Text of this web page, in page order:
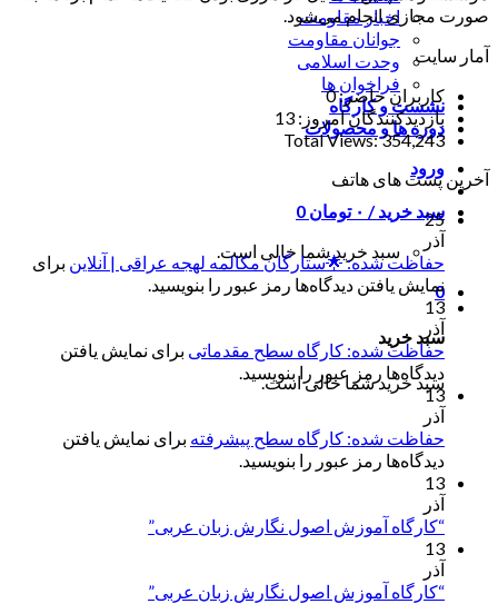
اخبار مقاومت
جوانان مقاومت
وحدت اسلامی
فراخوان ها
نشست و کارگاه
دوره ها و محصولات
ورود
سبد خرید / ۰ تومان 0
سبد خرید شما خالی است.
0
سبد خرید
سبد خرید شما خالی است.
صورت مجازی انجام می‌شود.
آمار سایت
کاربران حاضر:0
بازدیدکنندگان امروز: 13
Total Views:354,243
آخرین پست های هاتف
25
آذر
حفاظت شده: 🌟ستارگان مکالمه لهجه عراقی | آنلاین برای
نمایش یافتن دیدگاه‌ها رمز عبور را بنویسید.
13
آذر
حفاظت شده: کارگاه سطح مقدماتی برای نمایش یافتن
دیدگاه‌ها رمز عبور را بنویسید.
13
آذر
حفاظت شده: کارگاه سطح پیشرفته برای نمایش یافتن
دیدگاه‌ها رمز عبور را بنویسید.
13
آذر
“کارگاه آموزش اصول نگارش زبان عربی”
13
آذر
“کارگاه آموزش اصول نگارش زبان عربی”